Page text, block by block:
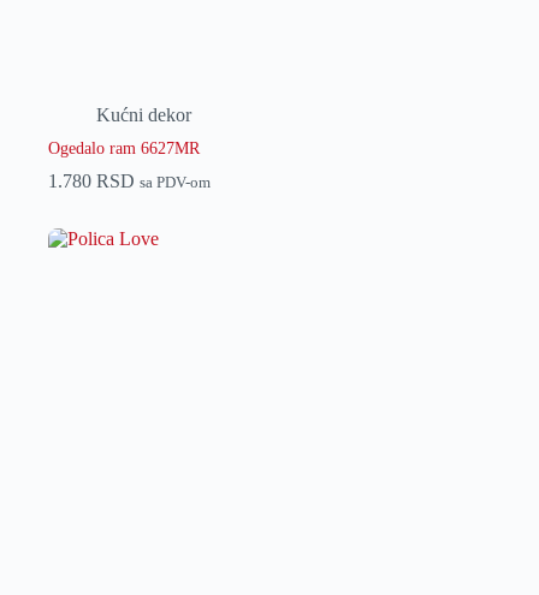
Kućni dekor
Ogedalo ram 6627MR
1.780 RSD sa PDV-om